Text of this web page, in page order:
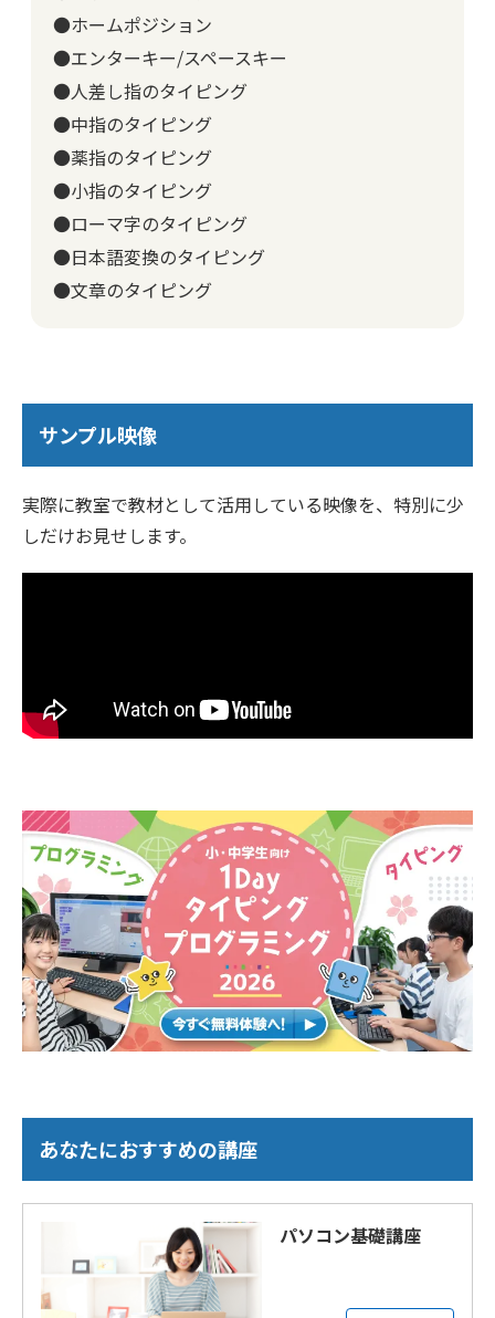
●ホームポジション
●エンターキー/スペースキー
●人差し指のタイピング
●中指のタイピング
●薬指のタイピング
●小指のタイピング
●ローマ字のタイピング
●日本語変換のタイピング
●文章のタイピング
サンプル映像
実際に教室で教材として活用している映像を、特別に少
しだけお見せします。
あなたにおすすめの講座
パソコン基礎講座